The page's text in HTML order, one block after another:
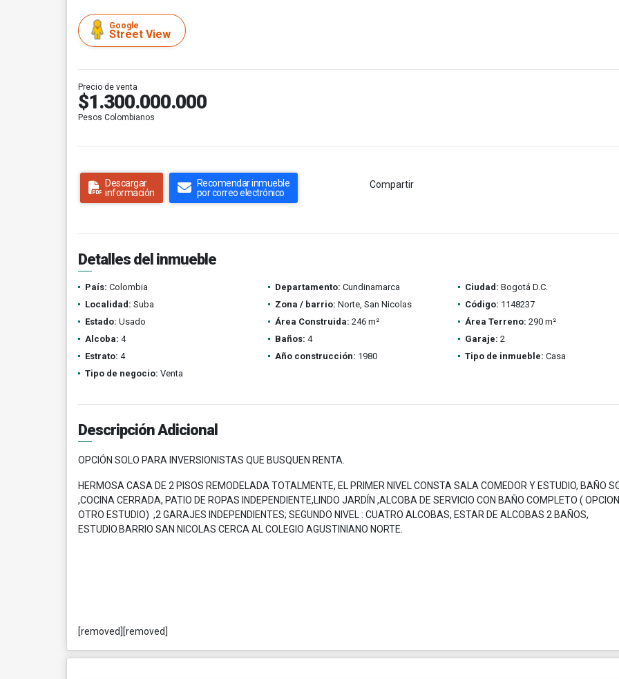
Google
Street View
Precio de venta
$1.300.000.000
Pesos Colombianos
Descargar
información
Recomendar inmueble
por correo electrónico
Compartir
Detalles del inmueble
País: Colombia Departamento: Cundinamarca Ciudad: Bogotá D.C.
Localidad: Suba Zona / barrio: Norte, San Nicolas Código: 1148237
Estado: Usado Área Construida: 246 m² Área Terreno: 290 m²
Alcoba: 4 Baños: 4 Garaje: 2
Estrato: 4 Año construcción: 1980 Tipo de inmueble: Casa
Tipo de negocio: Venta
Descripción Adicional
OPCIÓN SOLO PARA INVERSIONISTAS QUE BUSQUEN RENTA.
HERMOSA CASA DE 2 PISOS REMODELADA TOTALMENTE, EL PRIMER NIVEL CONSTA SALA COMEDOR Y ESTUDIO, BAÑO
,COCINA CERRADA, PATIO DE ROPAS INDEPENDIENTE,LINDO JARDÍN ,ALCOBA DE SERVICIO CON BAÑO COMPLETO ( OPCION
OTRO ESTUDIO) ,2 GARAJES INDEPENDIENTES; SEGUNDO NIVEL : CUATRO ALCOBAS, ESTAR DE ALCOBAS 2 BAÑOS,
ESTUDIO.BARRIO SAN NICOLAS CERCA AL COLEGIO AGUSTINIANO NORTE.
[removed][removed]